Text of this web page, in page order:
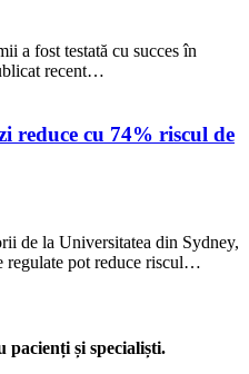
a fost testată cu succes în
recent…
reduce cu 74% riscul de
de la Universitatea din Sydney,
regulate pot reduce riscul…
pacienți și specialiști.